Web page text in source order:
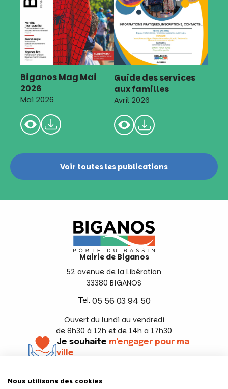
Biganos Mag Mai
2026
Mai 2026
Guide des services
aux familles
Avril 2026
Voir toutes les publications
Mairie de Biganos
52 avenue de la Libération
33380 BIGANOS
Tel. 05 56 03 94 50
Ouvert du lundi au vendredi
de 8h30 à 12h et de 14h a 17h30
Je souhaite m'engager pour ma
ville
Nous utilisons des cookies